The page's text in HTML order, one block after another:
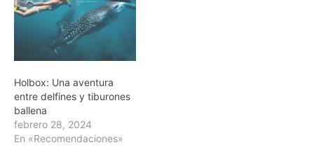
Holbox: Una aventura
entre delfines y tiburones
ballena
febrero 28, 2024
En «Recomendaciones»